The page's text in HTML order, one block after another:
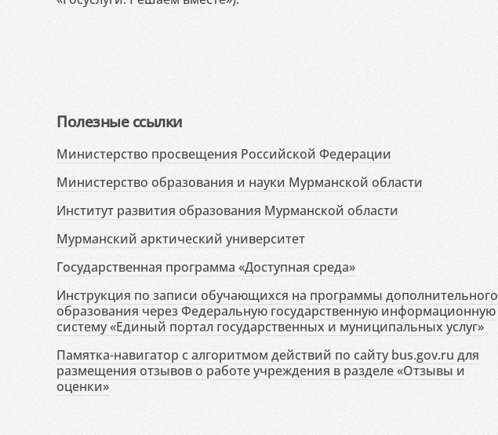
Полезные ссылки
Министерство просвещения Российской Федерации
Министерство образования и науки Мурманской области
Институт развития образования Мурманской области
Мурманский арктический университет
Государственная программа «Доступная среда»
Инструкция по записи обучающихся на программы дополнительного
образования через Федеральную государственную информационную
систему «Единый портал государственных и муниципальных услуг»
Памятка-навигатор с алгоритмом действий по сайту bus.gov.ru для
размещения отзывов о работе учреждения в разделе «Отзывы и
оценки»